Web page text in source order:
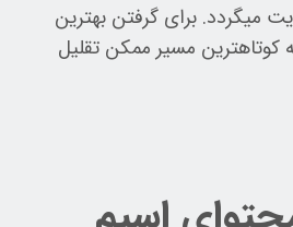
میگردد. برای گرفتن بهترین
کوتاهترین مسیر ممکن تقلیل